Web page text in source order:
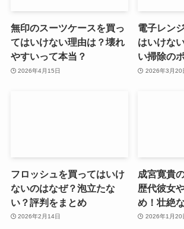
無印のスーツケースを買っ
てはいけない理由は？壊れ
やすいって本当？
2026年4月15日
電子レン
はいけな
い掃除の
2026年3月20
フロッシュを買ってはいけ
ないのはなぜ？泡立たな
い？評判をまとめ
2026年2月14日
成宮寛貴
歴代彼女
め！壮絶
2026年1月20